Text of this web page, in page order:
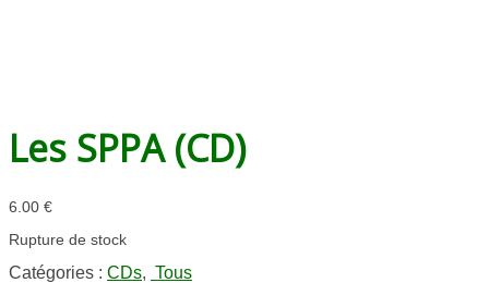
Les SPPA (CD)
6.00 €
Rupture de stock
Catégories : CDs, Tous